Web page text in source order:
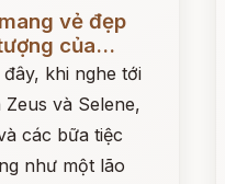
vẻ đẹp
của...
khi nghe tới
và Selene,
các bữa tiệc
như một lão